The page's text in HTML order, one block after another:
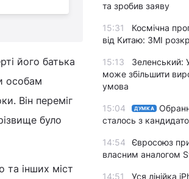
його батька
особам
Він переміг
було
та інших міст
та зробив заяву
15:31
Космічна
від Китаю: ЗМІ
15:13
Зеленський:
може збільшити
умова
15:04 ДУМКА
сталось з
14:54
Євросоюз
власним аналогом
14:51 Уся лінійка